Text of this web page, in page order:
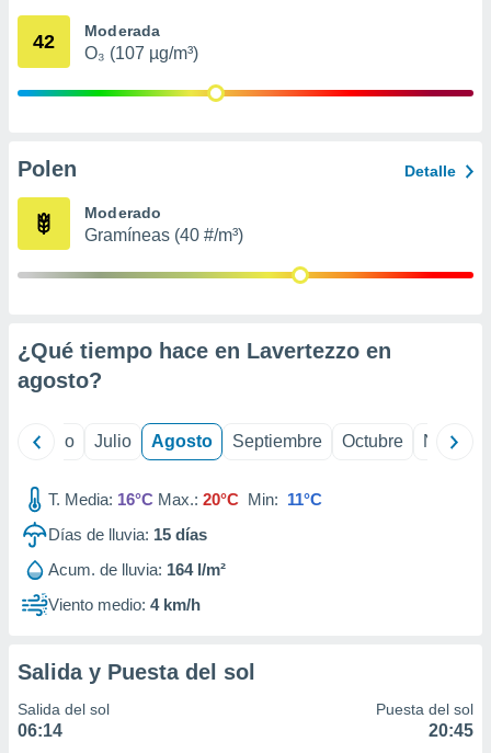
mediante
publicidad
de
42 Moderada
O₃ (107 µg/m³)
Polen Detalle
Moderado
Gramíneas (40 #/m³)
¿Qué tiempo hace en Lavertezzo en
agosto?
Junio Julio Agosto Septiembre Octubre
T. Media: 16°C Max.: 20°C Min: 11°C
Días de lluvia: 15 días
Acum. de lluvia: 164 l/m²
Viento medio: 4 km/h
Salida y Puesta del sol
Salida del sol
06:14
Puesta del sol
20:45